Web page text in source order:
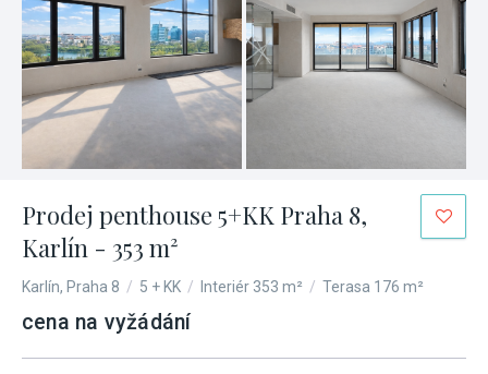
Prodej penthouse 5+KK Praha 8,
Karlín - 353 m²
Karlín, Praha 8 / 5 + KK / Interiér 353 m² / Terasa 176 m²
cena na vyžádání